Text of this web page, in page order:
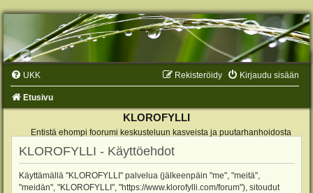
UKK Kirjaudu sisään
Rekisteröidy
Etusivu
KLOROFYLLI
Entistä ehompi foorumi keskusteluun kasveista ja puutarhanhoidosta
KLOROFYLLI - Käyttöehdot
Käyttämällä "KLOROFYLLI" palvelua (jälkeenpäin "me", "meitä",
"meidän", "KLOROFYLLI", "https://www.klorofylli.com/forum"), sitoudut